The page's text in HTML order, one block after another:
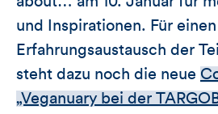
und Inspirationen. Für einen
Erfahrungsaustausch der
steht dazu noch die neue
„Veganuary bei der